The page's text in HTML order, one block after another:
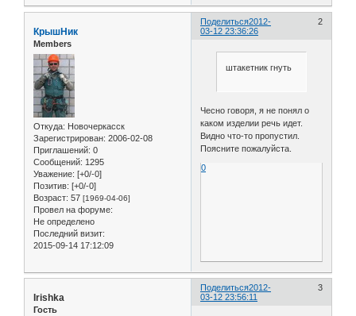
Поделиться 2
2012-
03-12 23:36:26
КрышНик
Members
Откуда: Новочеркасск
Зарегистрирован: 2006-02-08
Приглашений: 0
Сообщений: 1295
Уважение: [+0/-0]
Позитив: [+0/-0]
Возраст: 57 [1969-04-06]
Провел на форуме:
Не определено
Последний визит:
2015-09-14 17:12:09
штакетник гнуть
Чесно говоря, я не понял о
каком изделии речь идет.
Видно что-то пропустил.
Поясните пожалуйста.
0
Поделиться 3
2012-
03-12 23:56:11
Irishka
Гость